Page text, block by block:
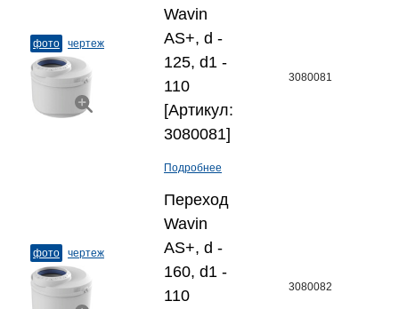
фото чертеж
Wavin
AS+, d -
125, d1 -
110
[Артикул:
3080081]
Подробнее
3080081
фото чертеж
Переход
Wavin
AS+, d -
160, d1 -
110
3080082